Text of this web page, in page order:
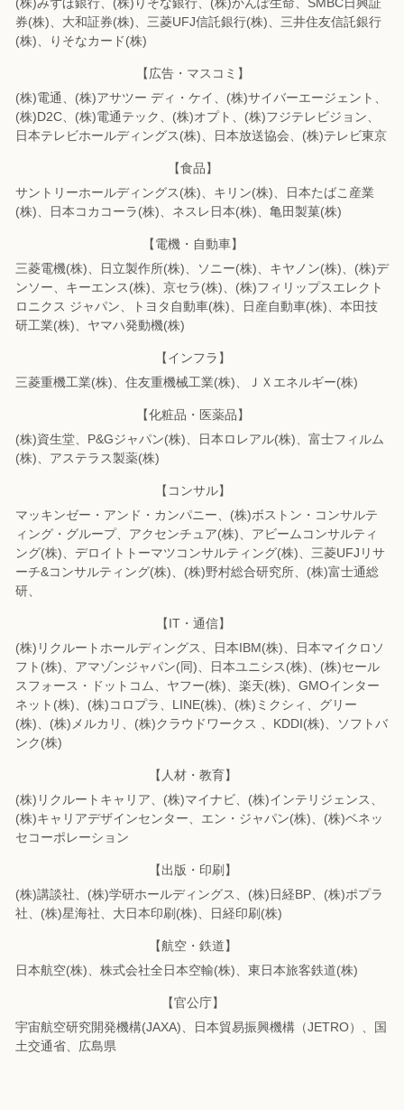
券(株)、 大和証券(株)、三菱UFJ信託銀行(株)、三井住友信託銀行
(株)、りそなカード(株)
【広告・マスコミ】
(株)電通、(株)アサツー ディ・ケイ、(株)サイバーエージェント、
(株)D2C、 (株)電通テック、(株)オプト、(株)フジテレビジョン、
日本テレビホールディングス(株)、
日本放送協会、(株)テレビ東京
【食品】
サントリーホールディングス(株)、キリン(株)、日本たばこ産業
(株)、
日本コカコーラ(株)、ネスレ日本(株)、亀田製菓(株)
【電機・自動車】
三菱電機(株)、日立製作所(株)、ソニー(株)、キヤノン(株)、(株)デ
ンソー、 キーエンス(株)、京セラ(株)、(株)フィリップスエレクト
ロニクス ジャパン、
トヨタ自動車(株)、日産自動車(株)、本田技
研工業(株)、ヤマハ発動機(株)
【インフラ】
三菱重機工業(株)、住友重機械工業(株)、ＪＸエネルギー(株)
【化粧品・医薬品】
(株)資生堂、P&Gジャパン(株)、日本ロレアル(株)、富士フィルム
(株)、 アステラス製薬(株)
【コンサル】
マッキンゼー・アンド・カンパニー、(株)ボストン・コンサルテ
ィング・グループ、 アクセンチュア(株)、アビームコンサルティ
ング(株)、 デロイトトーマツコンサルティング(株)、三菱UFJリサ
ーチ&コンサルティング(株)、 (株)野村総合研究所、(株)富士通総
研、
【IT・通信】
(株)リクルートホールディングス、日本IBM(株)、日本マイクロソ
フト(株)、 アマゾンジャパン(同)、日本ユニシス(株)、(株)セール
スフォース・ドットコム、 ヤフー(株)、楽天(株)、GMOインター
ネット(株)、(株)コロプラ、LINE(株)、 (株)ミクシィ、グリー
(株)、(株)メルカリ、(株)クラウドワークス 、KDDI(株)、
ソフトバ
ンク(株)
【人材・教育】
(株)リクルートキャリア、(株)マイナビ、(株)インテリジェンス、
(株)キャリアデザインセンター、エン・ジャパン(株)、(株)ベネッ
セコーポレーション
【出版・印刷】
(株)講談社、(株)学研ホールディングス、(株)日経BP、(株)ポプラ
社、(株)星海社、 大日本印刷(株)、日経印刷(株)
【航空・鉄道】
日本航空(株)、株式会社全日本空輸(株)、東日本旅客鉄道(株)
【官公庁】
宇宙航空研究開発機構(JAXA)、日本貿易振興機構（JETRO）、国
土交通省、広島県